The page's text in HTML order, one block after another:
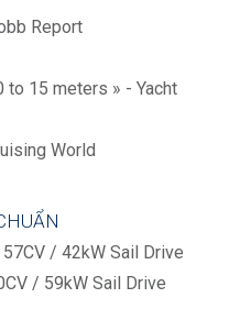
Report
to 15 meters » - Yacht
World
57CV / 42kW Sail Drive
/ 59kW Sail Drive